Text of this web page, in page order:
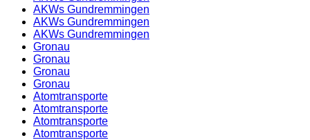
AKWs Gundremmingen
AKWs Gundremmingen
AKWs Gundremmingen
Gronau
Gronau
Gronau
Gronau
Atomtransporte
Atomtransporte
Atomtransporte
Atomtransporte